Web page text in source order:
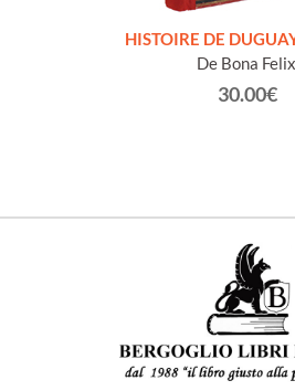
HISTOIRE DE
De Bona
30.00€